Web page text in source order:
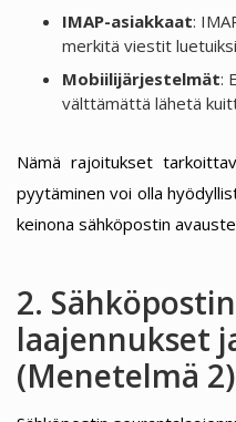
IMAP-asiakkaat:
merkitä viestit
Mobiilijärjestelmät:
välttämättä lähetä
Nämä rajoitukset
pyytäminen voi olla
keinona sähköpostin
2.
laajennukset
(Menetelmä 2)